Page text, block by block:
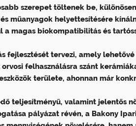
szerepet töltenek be,
műanyagok helyettesítésére
magas biokompatibilitás és
fejlesztését tervezi, amely lehetővé
felhasználásra szánt
területe, ahonnan már
teljesítményű, valamint jelentős
pályázat révén, a Bakony